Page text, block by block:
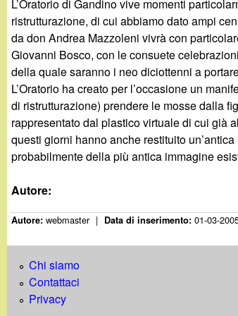
g
a
n
d
i
n
o
.
L’Oratorio di Gandino vive momenti
ristrutturazione, di cui abbiamo dato ampi
da don Andrea Mazzoleni vivrà con
Giovanni Bosco, con le consuete
della quale saranno i neo diciottenni a
L’Oratorio ha creato per l’occasione un
di ristrutturazione) prendere le mosse dalla
rappresentato dal plastico virtuale di cui già
questi giorni hanno anche restituito
probabilmente della più antica immagine
Autore:
Autore:webmaster | Data di inserimento:01-03-
Chi siamo
Contattaci
Privacy